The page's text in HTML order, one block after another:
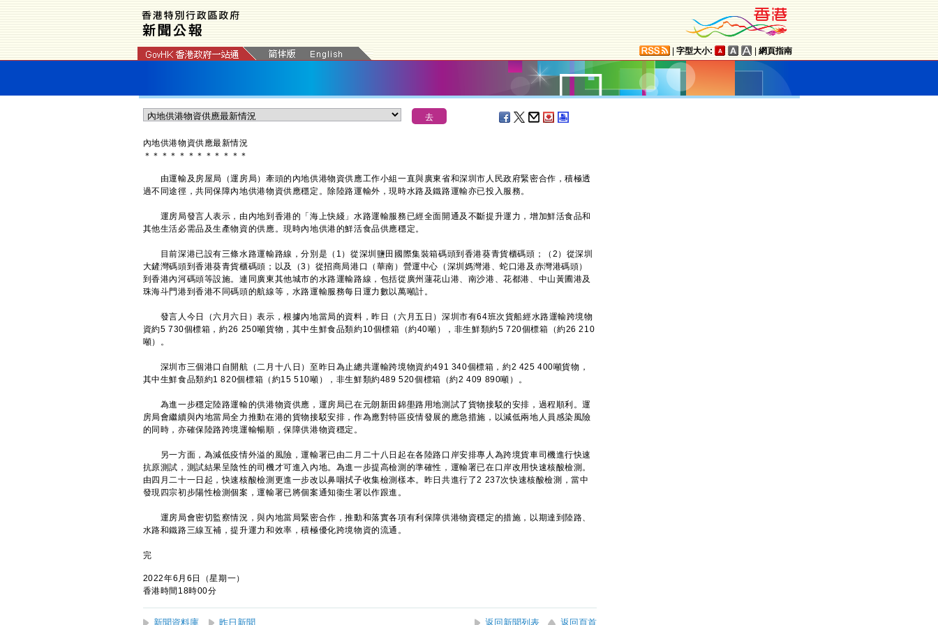
字型大小: 網頁指南
內地供港物資供應最新情況
＊ ＊ ＊ ＊ ＊ ＊ ＊ ＊ ＊ ＊ ＊ ＊
​由運輸及房屋局（運房局）牽頭的內地供港物資供應工作小組一直與廣東省和深圳市人民政府緊密合作，積極透
過不同途徑，共同保障內地供港物資供應穩定。除陸路運輸外，現時水路及鐵路運輸亦已投入服務。
運房局發言人表示，由內地到香港的「海上快綫」水路運輸服務已經全面開通及不斷提升運力，增加鮮活食品和
其他生活必需品及生產物資的供應。現時內地供港的鮮活食品供應穩定。
目前深港已設有三條水路運輸路線，分別是（1）從深圳鹽田國際集裝箱碼頭到香港葵青貨櫃碼頭；（2）從深圳
大鏟灣碼頭到香港葵青貨櫃碼頭；以及（3）從招商局港口（華南）營運中心（深圳媽灣港、蛇口港及赤灣港碼頭）
到香港內河碼頭等設施。連同廣東其他城市的水路運輸路線，包括從廣州蓮花山港、南沙港、花都港、中山黃圃港及
珠海斗門港到香港不同碼頭的航線等，水路運輸服務每日運力數以萬噸計。
發言人今日（六月六日）表示，根據內地當局的資料，昨日（六月五日）深圳市有64班次貨船經水路運輸跨境物
資約5 730個標箱，約26 250噸貨物，其中生鮮食品類約10個標箱（約40噸），非生鮮類約5 720個標箱（約26 210
噸）。
深圳市三個港口自開航（二月十八日）至昨日為止總共運輸跨境物資約491 340個標箱，約2 425 400噸貨物，
其中生鮮食品類約1 820個標箱（約15 510噸），非生鮮類約489 520個標箱（約2 409 890噸）。
為進一步穩定陸路運輸的供港物資供應，運房局已在元朗新田錦壆路用地測試了貨物接駁的安排，過程順利。運
房局會繼續與內地當局全力推動在港的貨物接駁安排，作為應對特區疫情發展的應急措施，以減低兩地人員感染風險
的同時，亦確保陸路跨境運輸暢順，保障供港物資穩定。
另一方面，為減低疫情外溢的風險，運輸署已由二月二十八日起在各陸路口岸安排專人為跨境貨車司機進行快速
抗原測試，測試結果呈陰性的司機才可進入內地。為進一步提高檢測的準確性，運輸署已在口岸改用快速核酸檢測。
由四月二十一日起，快速核酸檢測更進一步改以鼻咽拭子收集檢測樣本。昨日共進行了2 237次快速核酸檢測，當中
發現四宗初步陽性檢測個案，運輸署已將個案通知衞生署以作跟進。
運房局會密切監察情況，與內地當局緊密合作，推動和落實各項有利保障供港物資穩定的措施，以期達到陸路、
水路和鐵路三線互補，提升運力和效率，積極優化跨境物資的流通。
完
2022年6月6日（星期一）
香港時間18時00分
新聞資料庫 昨日新聞 返回新聞列表 返回頁首